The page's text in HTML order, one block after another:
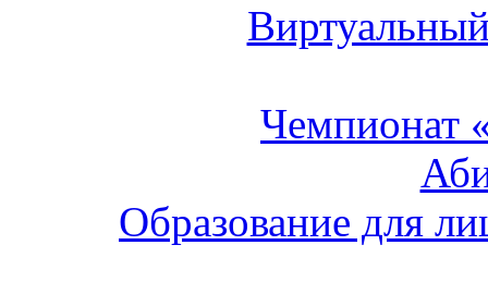
Чемпионат
Образование для